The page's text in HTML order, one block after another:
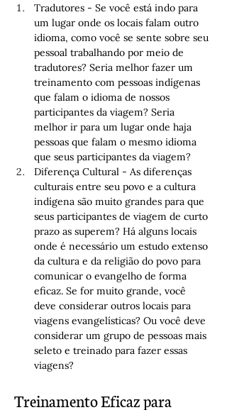
Tradutores - Se você está indo para
um lugar onde os locais falam outro
idioma, como você se sente sobre seu
pessoal trabalhando por meio de
tradutores? Seria melhor fazer um
treinamento com pessoas indígenas
que falam o idioma de nossos
participantes da viagem? Seria
melhor ir para um lugar onde haja
pessoas que falam o mesmo idioma
que seus participantes da viagem?
Diferença Cultural - As diferenças
culturais entre seu povo e a cultura
indígena são muito grandes para que
seus participantes de viagem de curto
prazo as superem? Há alguns locais
onde é necessário um estudo extenso
da cultura e da religião do povo para
comunicar o evangelho de forma
eficaz. Se for muito grande, você
deve considerar outros locais para
viagens evangelísticas? Ou você deve
considerar um grupo de pessoas mais
seleto e treinado para fazer essas
viagens?
Treinamento Eficaz para